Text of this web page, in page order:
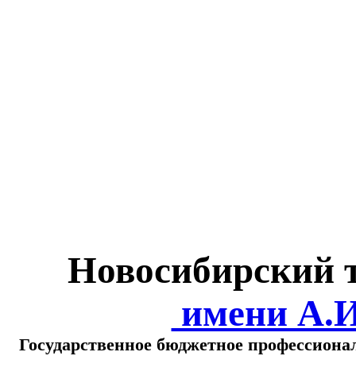
Новосибирский
имени
Государственное бюджетное